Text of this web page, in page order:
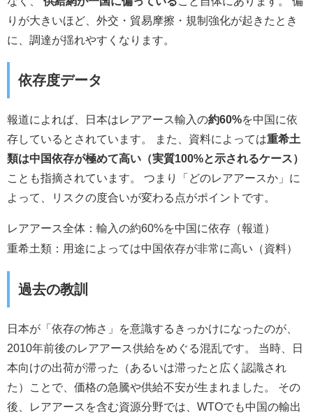
りが大きいほど、外交・貿易摩擦・規制強化が起きたとき
に、調達が揺れやすくなります。
依存度データ
報道によれば、日本はレアアース輸入の約60%を中国に依
存しているとされています。 また、資料によっては重希土
類は中国依存が極めて高い（実質100%と示されるケース）
ことも指摘されています。 つまり「どのレアアースか」に
よって、リスクの度合いが変わる点がポイントです。
レアアース全体：輸入の約60%を中国に依存（報道）
重希土類：用途によっては中国依存が非常に高い（資料）
過去の教訓
日本が「依存の怖さ」を意識するきっかけになったのが、
2010年前後のレアアース供給をめぐる混乱です。 当時、日
本向けの出荷が滞った（あるいは滞ったと広く認識され
た）ことで、価格の急騰や供給不安が生まれました。 その
後、レアアースを含む資源分野では、WTOでも中国の輸出